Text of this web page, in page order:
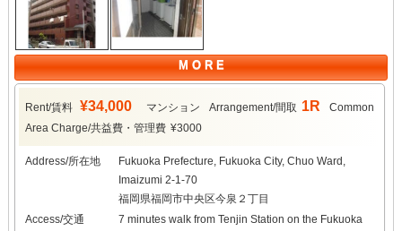
M O R E
Rent/賃料 ¥34,000 マンション Arrangement/間取 1R
Common
Area Charge/共益費・管理費 ¥3000
Address/所在地
Fukuoka Prefecture, Fukuoka City, Chuo Ward,
Imaizumi 2-1-70
福岡県福岡市中央区今泉２丁目
Access/交通
7 minutes walk from Tenjin Station on the Fukuoka